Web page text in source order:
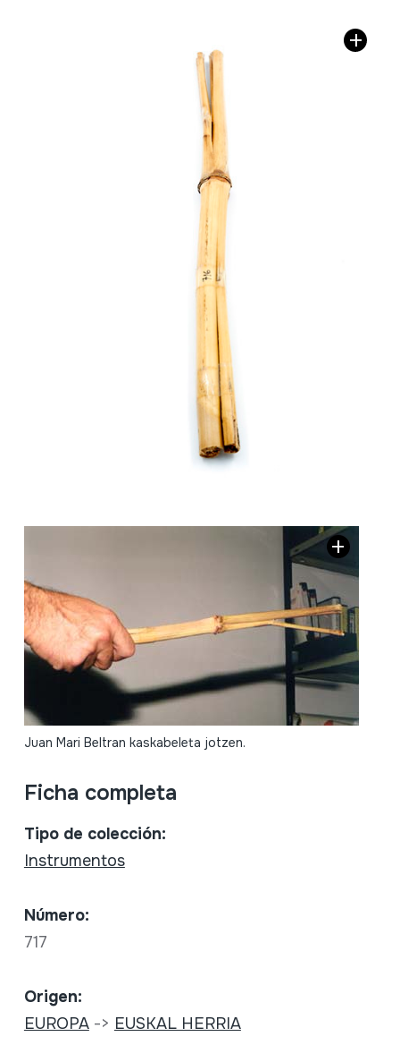
Juan Mari Beltran kaskabeleta jotzen.
Ficha completa
Tipo de colección:
Instrumentos
Número:
717
Origen:
EUROPA-> EUSKAL HERRIA